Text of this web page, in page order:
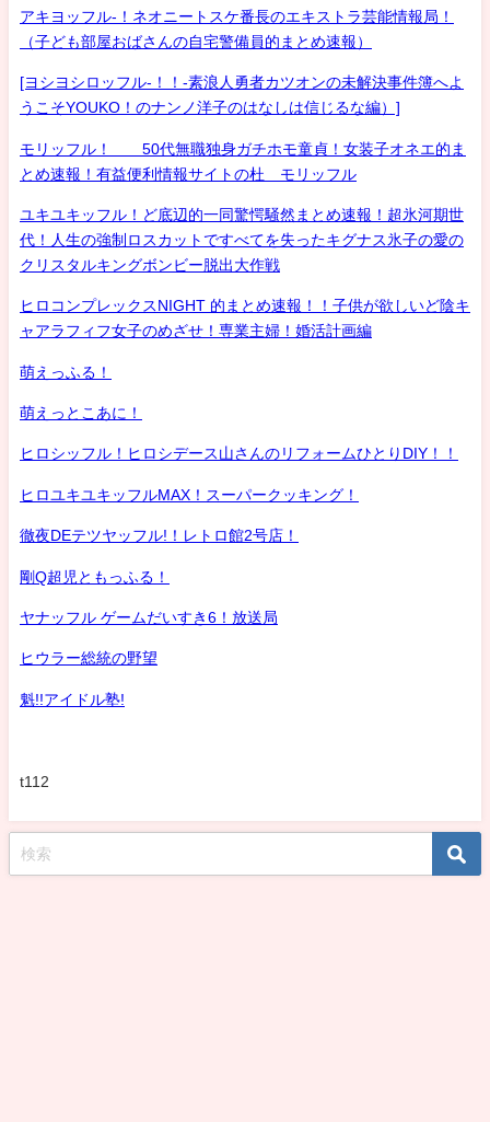
アキヨッフル-！ネオニートスケ番長のエキストラ芸能情報局！
（子ども部屋おばさんの自宅警備員的まとめ速報）
[ヨシヨシロッフル-！！-素浪人勇者カツオンの未解決事件簿へよ
うこそYOUKO！のナンノ洋子のはなしは信じるな編）]
モリッフル！ 50代無職独身ガチホモ童貞！女装子オネエ的ま
とめ速報！有益便利情報サイトの杜 モリッフル
ユキユキッフル！ど底辺的一同驚愕騒然まとめ速報！超氷河期世
代！人生の強制ロスカットですべてを失ったキグナス氷子の愛の
クリスタルキングボンビー脱出大作戦
ヒロコンプレックスNIGHT 的まとめ速報！！子供が欲しいど陰キ
ャアラフィフ女子のめざせ！専業主婦！婚活計画編
萌えっふる！
萌えっとこあに！
ヒロシッフル！ヒロシデース山さんのリフォームひとりDIY！！
ヒロユキユキッフルMAX！スーパークッキング！
徹夜DEテツヤッフル!！レトロ館2号店！
剛Q超児ともっふる！
ヤナッフル ゲームだいすき6！放送局
ヒウラー総統の野望
魁!!アイドル塾!
t112